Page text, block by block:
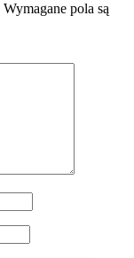
Wymagane pola są